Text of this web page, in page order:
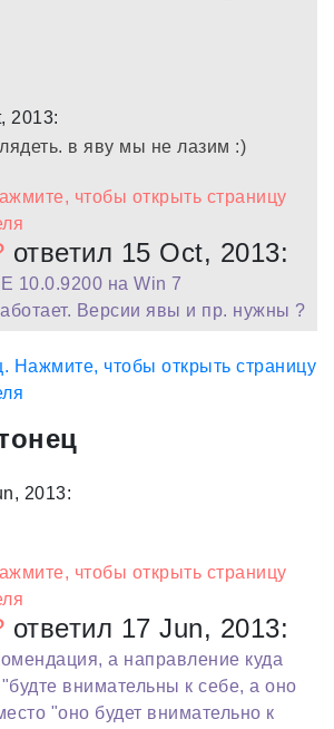
2013:
в яву мы не лазим :)
ответил 15 Oct, 2013:
10.0.9200 на Win 7
Версии явы и пр. нужны ?
2013:
ответил 17 Jun, 2013:
а направление куда
внимательны к себе, а оно
"оно будет внимательно к